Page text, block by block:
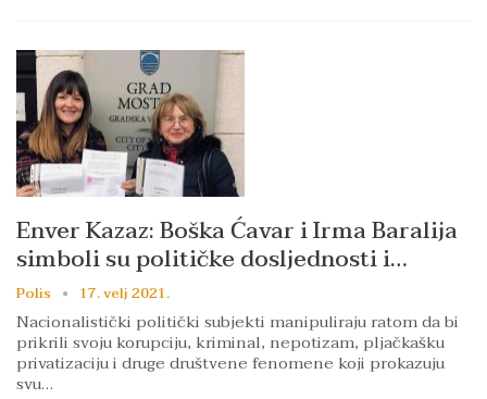
Enver Kazaz: Boška Ćavar i Irma Baralija
simboli su političke dosljednosti i…
Polis 17. velj 2021.
Nacionalistički politički subjekti manipuliraju ratom da bi
prikrili svoju korupciju, kriminal, nepotizam, pljačkašku
privatizaciju i druge društvene fenomene koji prokazuju
svu…